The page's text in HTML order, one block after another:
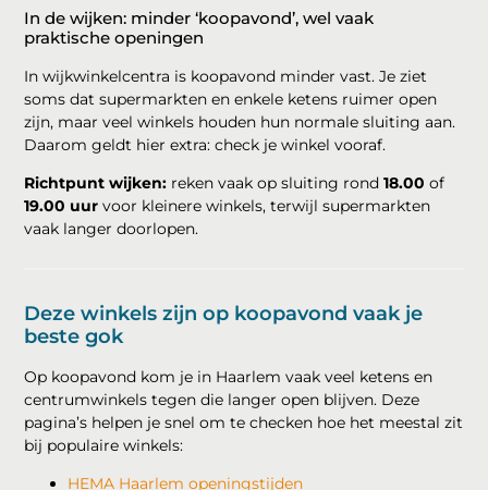
In de wijken: minder ‘koopavond’, wel vaak
praktische openingen
In wijkwinkelcentra is koopavond minder vast. Je ziet
soms dat supermarkten en enkele ketens ruimer open
zijn, maar veel winkels houden hun normale sluiting aan.
Daarom geldt hier extra: check je winkel vooraf.
Richtpunt wijken: reken vaak op sluiting rond18.00 of
19.00 uur voor kleinere winkels, terwijl supermarkten
vaak langer doorlopen.
Deze winkels zijn op koopavond vaak je
beste gok
Op koopavond kom je in Haarlem vaak veel ketens en
centrumwinkels tegen die langer open blijven. Deze
pagina’s helpen je snel om te checken hoe het meestal zit
bij populaire winkels:
HEMA Haarlem openingstijden